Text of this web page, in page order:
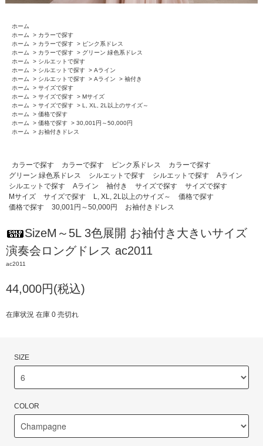
ホーム
ホーム
> カラーで探す
ホーム
> カラーで探す > ピンク系ドレス
ホーム
> カラーで探す > グリーン 緑色系ドレス
ホーム
> シルエットで探す
ホーム
> シルエットで探す > Aライン
ホーム
> シルエットで探す > Aライン > 袖付き
ホーム
> サイズで探す
ホーム
> サイズで探す > Mサイズ
ホーム
> サイズで探す > L, XL, 2L以上のサイズ～
ホーム
> 価格で探す
ホーム
> 価格で探す > 30,001円～50,000円
ホーム
> お袖付きドレス
カラーで探す カラーで探す ピンク系ドレス
カラーで探す
グリーン 緑色系ドレス
シルエットで探す シルエットで探す
Aライン
シルエットで探す
Aライン 袖付き サイズで探す
サイズで探す
Mサイズ
サイズで探す L, XL, 2L以上のサイズ～
価格で探す
価格で探す
30,001円～50,000円 お袖付きドレス
SizeM～5L 3色展開 お袖付き大きいサイズ
演奏会ロングドレス ac2011
ac2011
44,000円(税込)
在庫状況 在庫 0 売切れ
SIZE
COLOR